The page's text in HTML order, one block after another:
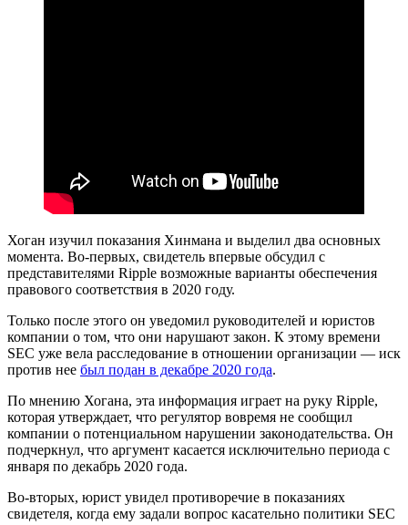
Хоган изучил показания Хинмана и выделил два основных
момента. Во-первых, свидетель впервые обсудил с
представителями Ripple возможные варианты обеспечения
правового соответствия в 2020 году.
Только после этого он уведомил руководителей и юристов
компании о том, что они нарушают закон. К этому времени
SEC уже вела расследование в отношении организации — иск
против нее был подан в декабре 2020 года.
По мнению Хогана, эта информация играет на руку Ripple,
которая утверждает, что регулятор вовремя не сообщил
компании о потенциальном нарушении законодательства. Он
подчеркнул, что аргумент касается исключительно периода с
января по декабрь 2020 года.
Во-вторых, юрист увидел противоречие в показаниях
свидетеля, когда ему задали вопрос касательно политики SEC